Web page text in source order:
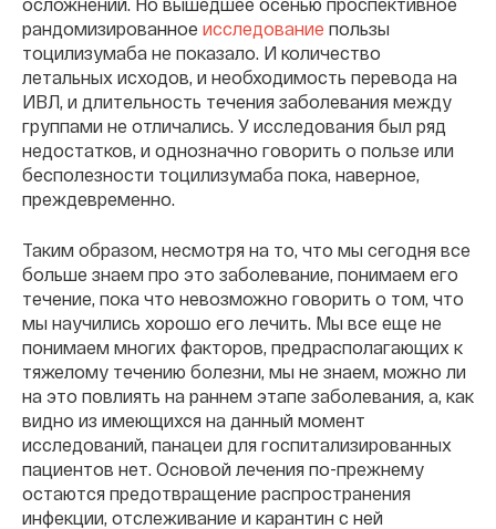
рандомизированное исследование пользы
тоцилизумаба не показало. И количество
летальных исходов, и необходимость перевода на
ИВЛ, и длительность течения заболевания между
группами не отличались. У исследования был ряд
недостатков, и однозначно говорить о пользе или
бесполезности тоцилизумаба пока, наверное,
преждевременно.
Таким образом, несмотря на то, что мы сегодня все
больше знаем про это заболевание, понимаем его
течение, пока что невозможно говорить о том, что
мы научились хорошо его лечить. Мы все еще не
понимаем многих факторов, предрасполагающих к
тяжелому течению болезни, мы не знаем, можно ли
на это повлиять на раннем этапе заболевания, а, как
видно из имеющихся на данный момент
исследований, панацеи для госпитализированных
пациентов нет. Основой лечения по-прежнему
остаются предотвращение распространения
инфекции, отслеживание и карантин с ней